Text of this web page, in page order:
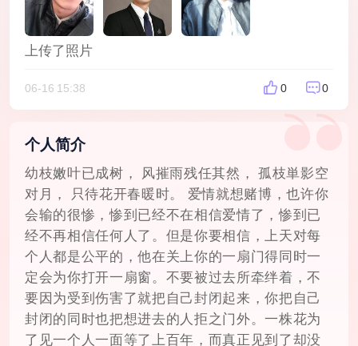
上传了照片
06-16 15:38 0 0
个人简介
幼枝嫩叶已成树， 风摧雨残任其然， 孤枝単影空
对月， 只待花开春暖时。 爱情就想赌博，也许你
会输的很惨，惨到已经不在相信爱情了，惨到已
经不再相信任何人了。但是你要相信，上天对每
个人都是公平的，他在关上你的一扇门得同时一
定会为你打开一扇窗。不要被过去所牵绊着，不
要因为受到伤害了就把自己封闭起来，你把自己
封闭的同时也把想进去的人拒之门外。一株花为
了见一个人一面等了上百年，而真正见到了却没